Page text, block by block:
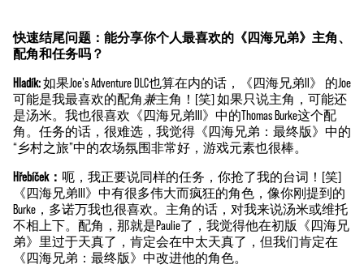
快速结尾问题：能分享你个人最喜欢的《四海兄弟》主角、
配角和任务吗？
Hladík:如果Joe's Adventure DLC也算在内的话，《四海兄弟II》 的Joe
可能是我最喜欢的配角 兼主角！[笑] 如果只说主角，可能还
是汤米。我也很喜欢《四海兄弟III》中的Thomas Burke这个配
角。任务的话，很难选，我觉得《四海兄弟：最终版》中的
“乡村之旅”中的农场氛围非常好，游戏元素也很棒。
Hřebíček： 呃，我正要说同样的任务，你抢了我的台词！[笑]
《四海兄弟III》中有很多伟大而疯狂的角色，像你刚提到的
Burke，多诺万我也很喜欢。主角的话，对我来说汤米或维托
不相上下。配角，那就是Paulie了，我觉得他在初版《四海兄
弟》里过于天真了，肯定会在中太天真了，但我们肯定在
《四海兄弟：最终版》中改进他的角色。